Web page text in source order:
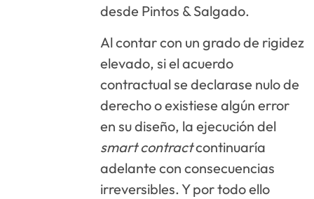
desde Pintos & Salgado.
Al contar con un grado de rigidez
elevado, si el acuerdo
contractual se declarase nulo de
derecho o existiese algún error
en su diseño, la ejecución del
smart contractcontinuaría
adelante con consecuencias
irreversibles. Y por todo ello